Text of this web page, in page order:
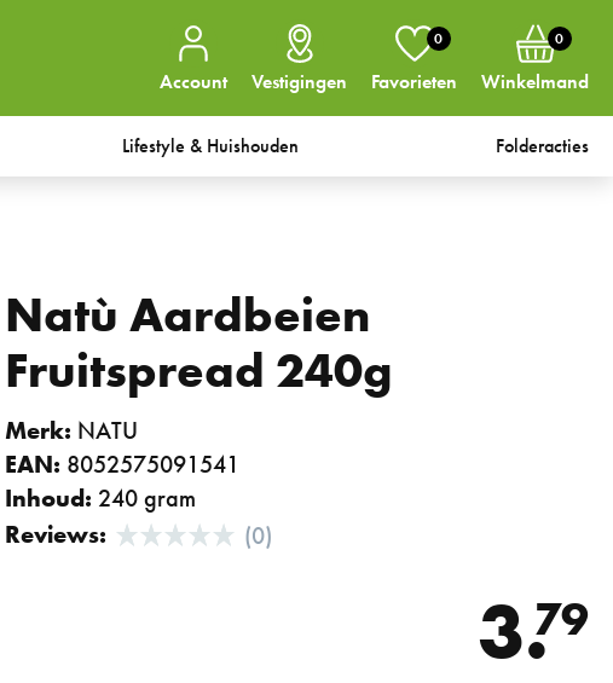
Account Vestigingen
0
Favorieten
0
Winkelmand
Lifestyle & Huishouden Folderacties
Natù Aardbeien
Fruitspread 240g
Merk: NATU
EAN: 8052575091541
Inhoud: 240 gram
Reviews:
(0)
3.
79